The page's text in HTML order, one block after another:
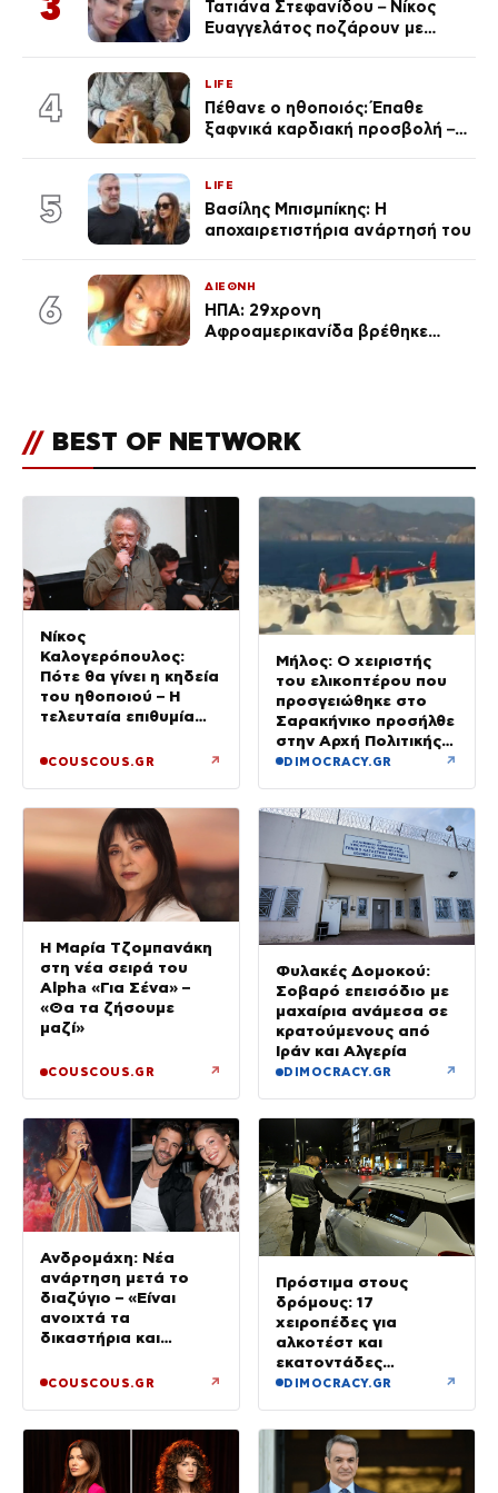
Τατιάνα Στεφανίδου – Νίκος
Ευαγγελάτος ποζάρουν με
4
LIFE
Πέθανε ο ηθοποιός: Έπαθε
ξαφνικά καρδιακή προσβολή – Η
5
LIFE
Βασίλης Μπισμπίκης: Η
αποχαιρετιστήρια ανάρτησή του
6
ΔΙΕΘΝΗ
ΗΠΑ: 29χρονη
Αφροαμερικανίδα βρέθηκε
// BEST OF NETWORK
Νίκος
Καλογερόπουλος:
Πότε θα γίνει η κηδεία
του ηθοποιού – Η
τελευταία επιθυμία
οικογένειάς του
COUSCOUS.GR ↗
Μήλος: Ο χειριστής
του ελικοπτέρου που
προσγειώθηκε στο
Σαρακήνικο προσήλθε
στην Αρχή Πολιτικής
Αεροπορίας
DIMOCRACY.GR ↗
Η Μαρία Τζομπανάκη
στη νέα σειρά του
Alpha «Για Σένα» –
«Θα τα ζήσουμε
μαζί»
COUSCOUS.GR ↗
Φυλακές Δομοκού:
Σοβαρό επεισόδιο με
μαχαίρια ανάμεσα σε
κρατούμενους από
Ιράν και Αλγερία
DIMOCRACY.GR ↗
Ανδρομάχη: Νέα
ανάρτηση μετά το
διαζύγιο – «Είναι
ανοιχτά τα
δικαστήρια και
COUSCOUS.GR ↗
Πρόστιμα στους
δρόμους: 17
χειροπέδες για
αλκοτέστ και
εκατοντάδες
αφαιρέσεις
DIMOCRACY.GR ↗